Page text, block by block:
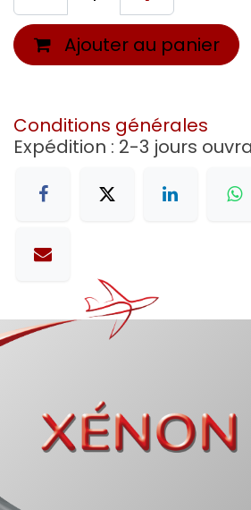
Ajouter au panier
Conditions générales
Expédition : 2-3 jours